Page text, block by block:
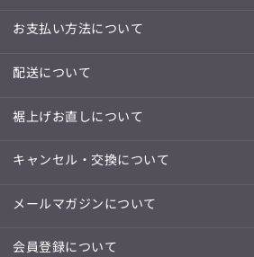
お支払い方法について
配送について
裾上げお直しについて
キャンセル・交換について
メールマガジンについて
会員登録について